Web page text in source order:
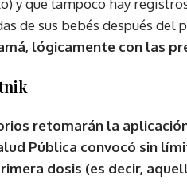
y que tampoco hay
de sus bebés después del
lógicamente con las
retomarán la
Pública convocó sin
dosis (es decir,